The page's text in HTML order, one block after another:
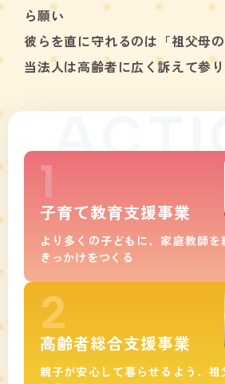
ら願い
彼らを直に守れるのは「祖父母
当法人は高齢者に広く訴えて参
子育て教育支援事業
より多くの子どもに、家庭教師
きっかけをつくる
高齢者総合支援事業
親子が安心して暮らせるよう、祖